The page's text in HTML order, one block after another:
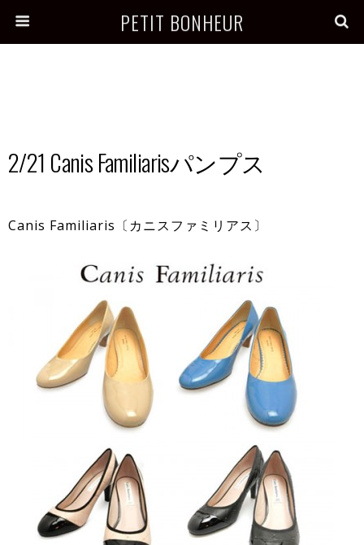
PETIT BONHEUR
2/21 Canis Familiarisパンプス
Canis Familiaris〔カニスファミリアス〕